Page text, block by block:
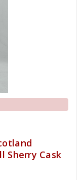
Sherry Cask